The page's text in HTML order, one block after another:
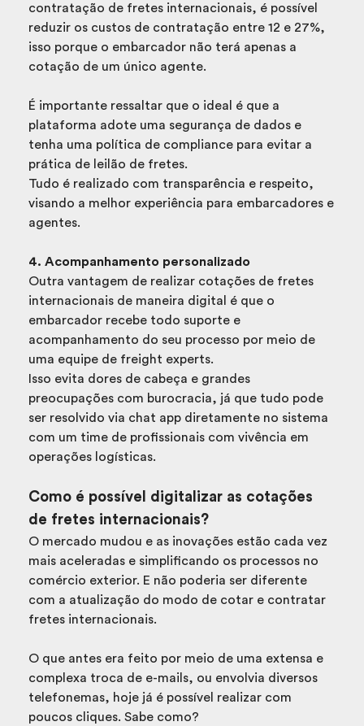
contratação de fretes internacionais, é possível
reduzir os custos de contratação entre 12 e 27%,
isso porque o embarcador não terá apenas a
cotação de um único agente.
É importante ressaltar que o ideal é que a
plataforma adote uma segurança de dados e
tenha uma política de compliance para evitar a
prática de leilão de fretes.
Tudo é realizado com transparência e respeito,
visando a melhor experiência para embarcadores e
agentes.
4. Acompanhamento personalizado
Outra vantagem de realizar cotações de fretes
internacionais de maneira digital é que o
embarcador recebe todo suporte e
acompanhamento do seu processo por meio de
uma equipe de freight experts.
Isso evita dores de cabeça e grandes
preocupações com burocracia, já que tudo pode
ser resolvido via chat app diretamente no sistema
com um time de profissionais com vivência em
operações logísticas.
Como é possível digitalizar as cotações
de fretes internacionais?
O mercado mudou e as inovações estão cada vez
mais aceleradas e simplificando os processos no
comércio exterior. E não poderia ser diferente
com a atualização do modo de cotar e contratar
fretes internacionais.
O que antes era feito por meio de uma extensa e
complexa troca de e-mails, ou envolvia diversos
telefonemas, hoje já é possível realizar com
poucos cliques. Sabe como?